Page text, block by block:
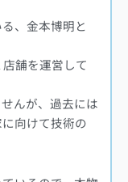
、金本博明と
舗を運営して
んが、過去には
向けて技術の